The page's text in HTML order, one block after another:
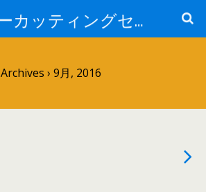
レーザーカッティングセンター 株式会社 中本鉄工所
Archives › 9月, 2016